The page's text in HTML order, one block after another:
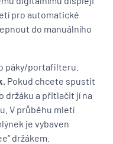
pro automatické
do manuálního
páky/portafilteru.
Pokud chcete spustit
držáku a přitlačit jí na
V průběhu mletí
je vybaven
držákem.